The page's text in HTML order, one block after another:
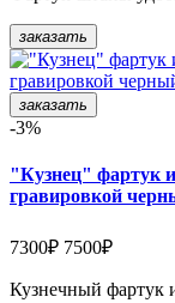
заказать
заказать
-3%
"Кузнец" фартук
гравировкой
7300₽ 7500₽
Кузнечный фартук